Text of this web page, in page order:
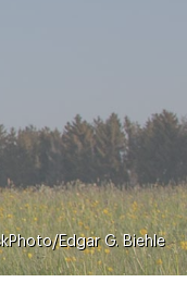
Edgar G. Biehle